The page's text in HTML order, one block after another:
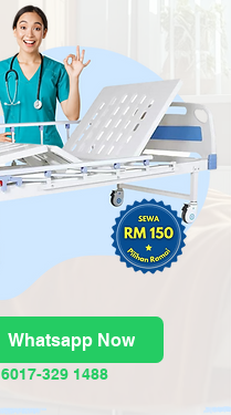
Whatsapp Now
6017-329 1488